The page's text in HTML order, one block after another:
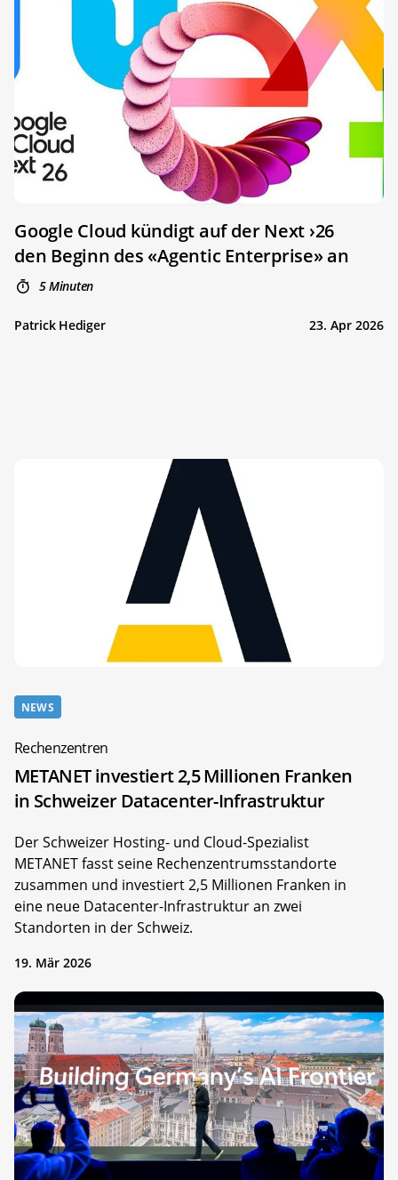
Google Cloud kündigt auf der Next ›26
den Beginn des «Agentic Enterprise» an
5 Minuten
Patrick Hediger 23. Apr 2026
NEWS
Rechenzentren
METANET investiert 2,5 Millionen Franken
in Schweizer Datacenter-Infrastruktur
Der Schweizer Hosting- und Cloud-Spezialist
METANET fasst seine Rechenzentrumsstandorte
zusammen und investiert 2,5 Millionen Franken in
eine neue Datacenter-Infrastruktur an zwei
Standorten in der Schweiz.
19. Mär 2026